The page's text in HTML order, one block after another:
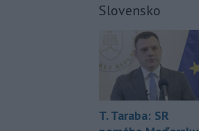
Slovensko
T. Taraba: SR